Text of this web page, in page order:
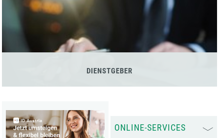
DIENSTGEBER
ONLINE-SERVICES